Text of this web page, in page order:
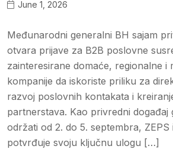
June 1, 2026
Međunarodni generalni BH sajam
otvara prijave za B2B poslovne
zainteresirane domaće, regionalne i
kompanije da iskoriste priliku za
razvoj poslovnih kontakata i
partnerstava. Kao privredni događaj
održati od 2. do 5. septembra, ZEPS
potvrđuje svoju ključnu ulogu […]